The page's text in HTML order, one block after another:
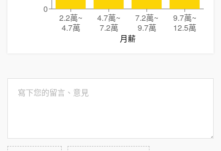
2.2萬~
4.7萬
4.7萬~
7.2萬
7.2萬~
9.7萬
9.7萬~
12.5萬
月薪
0